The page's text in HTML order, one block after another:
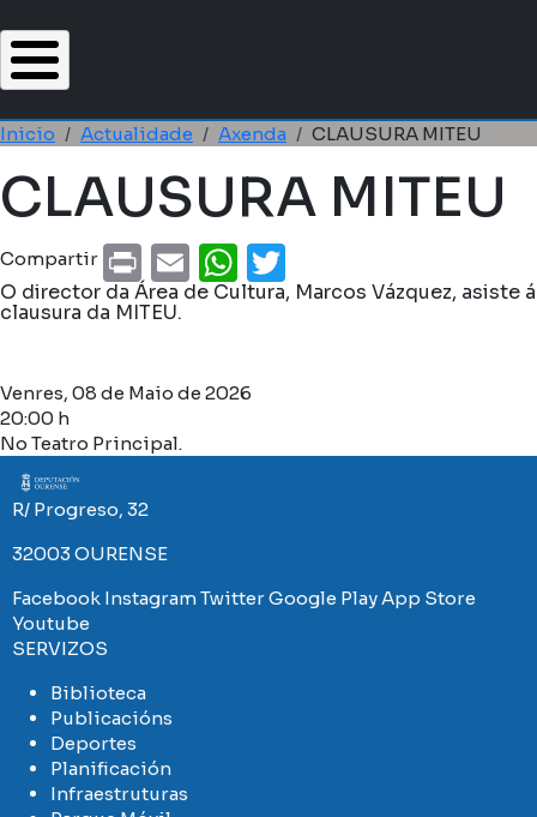
Miga de pan
Inicio Actualidade Axenda CLAUSURA MITEU
CLAUSURA MITEU
Compartir PrintEmailWhatsApp
O director da Área de Cultura, Marcos Vázquez, asiste á
clausura da MITEU.
Venres, 08 de Maio de 2026
20:00 h
No Teatro Principal.
Imaxe
R/ Progreso, 32
32003 OURENSE
Facebook InstagramTwitterGoogle PlayApp Store
Youtube
SERVIZOS
Biblioteca
Publicacións
Deportes
Planificación
Infraestruturas